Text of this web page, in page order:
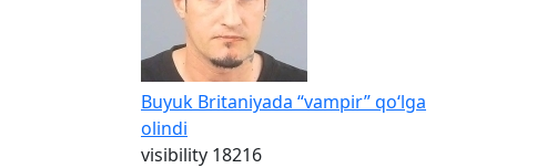
Buyuk Britaniyada “vampir” qo‘lga
olindi
visibility 18216